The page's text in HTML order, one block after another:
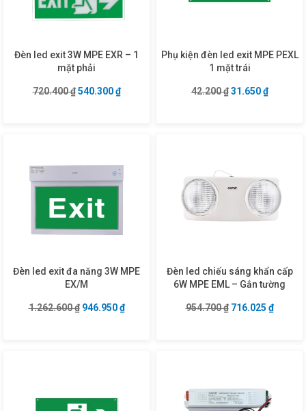
Đèn led exit 3W MPE EXR – 1
mặt phải
720.400₫ Giá gốc là: 720.400 ₫.
540.300₫Giá hiện tại là: 540.300 ₫.
Phụ kiện đèn led exit MPE PEXL
1 mặt trái
42.200₫ Giá gốc là:
31.650₫Giá hiện
Đèn led exit đa năng 3W MPE
EX/M
1.262.600₫ Giá gốc là: 1.262.600 ₫.
946.950₫Giá hiện tại là: 946.950 ₫.
Đèn led chiếu sáng khẩn cấp
6W MPE EML – Gắn tường
954.700₫ Giá gốc là:
716.025 ₫Giá